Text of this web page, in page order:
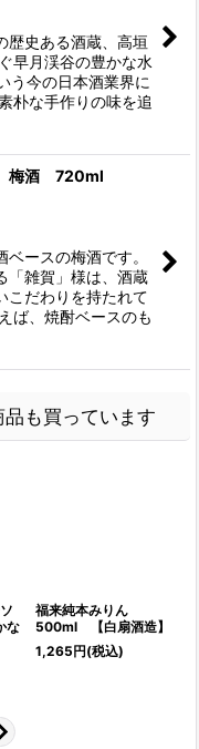
歴史ある酒蔵、高垣
早月渓谷の豊かな水
う今の日本酒業界に
朴な手作りの味を追
梅酒 720ml
ベースの梅酒です。
「雑賀」様は、酒蔵
こだわりを持たれて
ば、焼酎ベースのも
も買っています
な
福来純本みりん
500ml 【白扇酒造】
1,265円(税込)